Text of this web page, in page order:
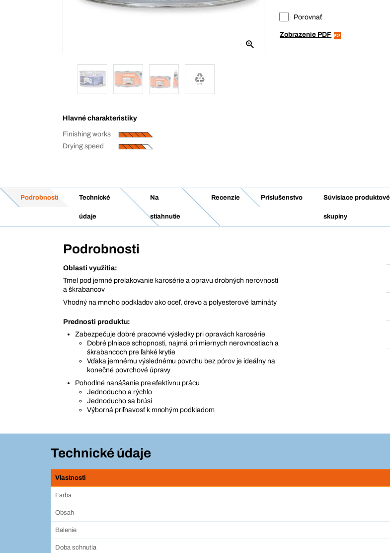
Hlavné charakteristiky
Finishing works
Drying speed
Porovnať
Zobrazenie PDF
Podrobnosti Technické
údaje
Na
stiahnutie
Recenzie Príslušenstvo Súvisiace produktové
skupiny
Podrobnosti
Oblasti využitia:
Tmel pod jemné prelakovanie karosérie a opravu drobných nerovností
a škrabancov
Vhodný na mnoho podkladov ako oceľ, drevo a polyesterové lamináty
Prednosti produktu:
Zabezpečuje dobré pracovné výsledky pri opravách karosérie
Dobré plniace schopnosti, najmä pri miernych nerovnostiach a
škrabancoch pre ľahké krytie
Vďaka jemnému výslednému povrchu bez pórov je ideálny na
konečné povrchové úpravy
Pohodlné nanášanie pre efektívnu prácu
Jednoducho a rýchlo
Jednoducho sa brúsi
Výborná priľnavosť k mnohým podkladom
Technické údaje
Vlastnosti
Farba
Obsah
Balenie
Doba schnutia